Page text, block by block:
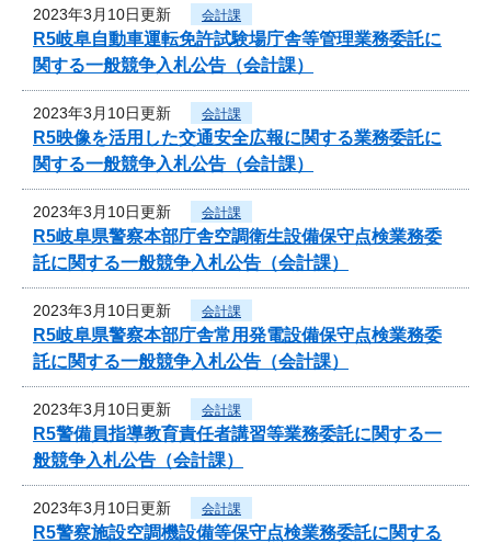
2023年3月10日更新 会計課
R5岐阜自動車運転免許試験場庁舎等管理業務委託に
関する一般競争入札公告（会計課）
2023年3月10日更新 会計課
R5映像を活用した交通安全広報に関する業務委託に
関する一般競争入札公告（会計課）
2023年3月10日更新 会計課
R5岐阜県警察本部庁舎空調衛生設備保守点検業務委
託に関する一般競争入札公告（会計課）
2023年3月10日更新 会計課
R5岐阜県警察本部庁舎常用発電設備保守点検業務委
託に関する一般競争入札公告（会計課）
2023年3月10日更新 会計課
R5警備員指導教育責任者講習等業務委託に関する一
般競争入札公告（会計課）
2023年3月10日更新 会計課
R5警察施設空調機設備等保守点検業務委託に関する